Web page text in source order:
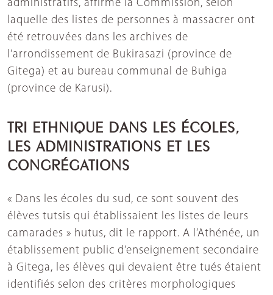
administratifs, affirme la Commission, selon
laquelle des listes de personnes à massacrer ont
été retrouvées dans les archives de
l’arrondissement de Bukirasazi (province de
Gitega) et au bureau communal de Buhiga
(province de Karusi).
TRI ETHNIQUE DANS LES ÉCOLES,
LES ADMINISTRATIONS ET LES
CONGRÉGATIONS
« Dans les écoles du sud, ce sont souvent des
élèves tutsis qui établissaient les listes de leurs
camarades » hutus, dit le rapport. A l’Athénée, un
établissement public d’enseignement secondaire
à Gitega, les élèves qui devaient être tués étaient
identifiés selon des critères morphologiques